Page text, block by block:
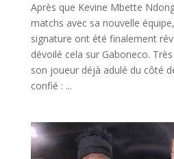
Après que Kevine Mbette
matchs avec sa nouvelle
signature ont été finalement
dévoilé cela sur Gaboneco.
son joueur déjà adulé du côté
confié : ...